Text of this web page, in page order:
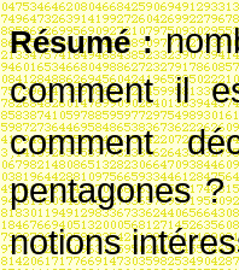
Résumé:
comment il
comment
pentagones ?
notions